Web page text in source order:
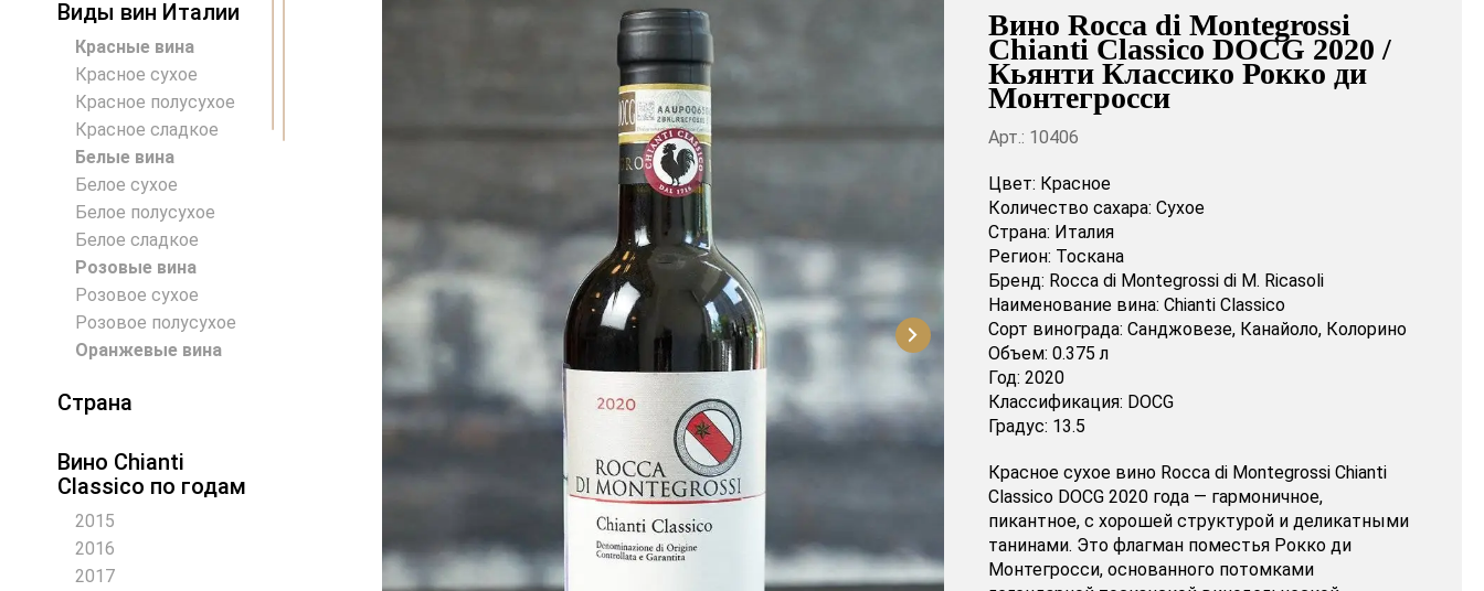
Виды вин Италии
Красные вина
Красное сухое
Красное полусухое
Красное сладкое
Белые вина
Белое сухое
Белое полусухое
Белое сладкое
Розовые вина
Розовое сухое
Розовое полусухое
Оранжевые вина
Страна
Австрия
Аргентина
Венгрия
Германия
Греция
Вино Chianti
Classico по годам
2015
2016
2017
Вино Rocca di Montegrossi
Chianti Classico DOCG 2020 /
Кьянти Классико Рокко ди
Монтегросси
Арт.: 10406
Цвет: Красное
Количество сахара: Сухое
Страна: Италия
Регион: Тоскана
Бренд: Rocca di Montegrossi di M. Ricasoli
Наименование вина: Chianti Classico
Сорт винограда: Санджовезе, Канайоло, Колорино
Объем: 0.375 л
Год: 2020
Классификация: DOCG
Градус: 13.5
Красное сухое вино Rocca di Montegrossi Chianti
Classico DOCG 2020 года — гармоничное,
пикантное, с хорошей структурой и деликатными
танинами. Это флагман поместья Рокко ди
Монтегросси, основанного потомками